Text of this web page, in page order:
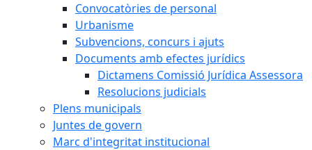
Convocatòries de personal
Urbanisme
Subvencions, concurs i ajuts
Documents amb efectes jurídics
Dictamens Comissió Jurídica Assessora
Resolucions judicials
Plens municipals
Juntes de govern
Marc d'integritat institucional